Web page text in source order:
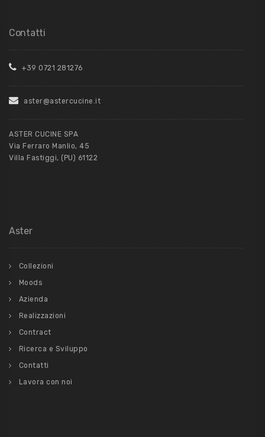
Contatti
+39 0721 281276
aster@astercucine.it
ASTER CUCINE SPA
Via Ferraro Manlio, 45
Villa Fastiggi, (PU) 61122
Aster
Collezioni
Moods
Azienda
Realizzazioni
Contract
Ricerca e Sviluppo
Contatti
Lavora con noi